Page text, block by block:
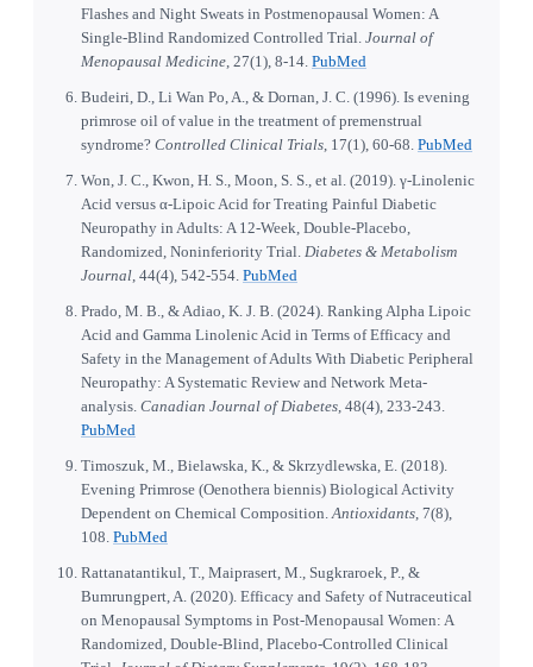
Flashes and Night Sweats in Postmenopausal Women: A
Single-Blind Randomized Controlled Trial. Journal of
Menopausal Medicine , 27(1), 8-14. PubMed
Budeiri, D., Li Wan Po, A., & Dornan, J. C. (1996). Is evening
primrose oil of value in the treatment of premenstrual
syndrome? Controlled Clinical Trials , 17(1), 60-68. PubMed
Won, J. C., Kwon, H. S., Moon, S. S., et al. (2019). γ-Linolenic
Acid versus α-Lipoic Acid for Treating Painful Diabetic
Neuropathy in Adults: A 12-Week, Double-Placebo,
Randomized, Noninferiority Trial. Diabetes & Metabolism
Journal , 44(4), 542-554. PubMed
Prado, M. B., & Adiao, K. J. B. (2024). Ranking Alpha Lipoic
Acid and Gamma Linolenic Acid in Terms of Efficacy and
Safety in the Management of Adults With Diabetic Peripheral
Neuropathy: A Systematic Review and Network Meta-
analysis. Canadian Journal of Diabetes , 48(4), 233-243.
PubMed
Timoszuk, M., Bielawska, K., & Skrzydlewska, E. (2018).
Evening Primrose (Oenothera biennis) Biological Activity
Dependent on Chemical Composition. Antioxidants , 7(8),
108. PubMed
Rattanatantikul, T., Maiprasert, M., Sugkraroek, P., &
Bumrungpert, A. (2020). Efficacy and Safety of Nutraceutical
on Menopausal Symptoms in Post-Menopausal Women: A
Randomized, Double-Blind, Placebo-Controlled Clinical